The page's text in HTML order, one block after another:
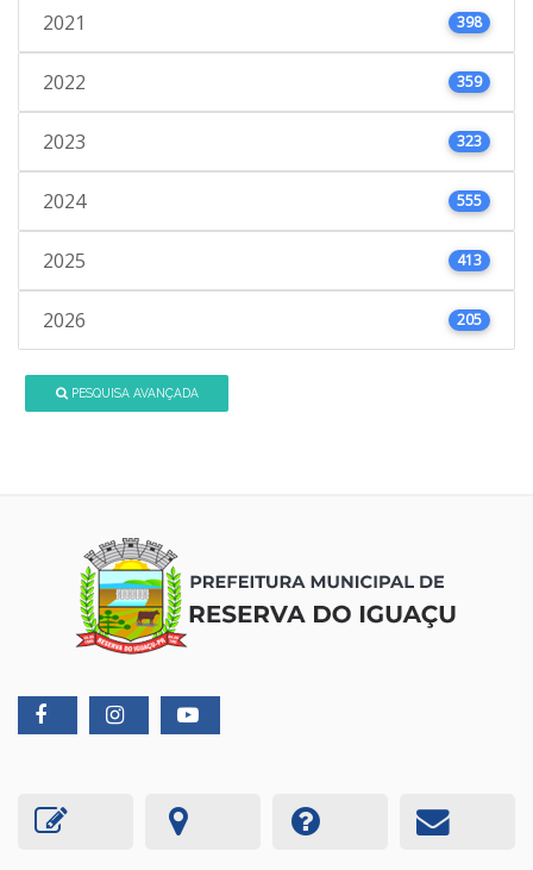
2021 398
2022 359
2023 323
2024 555
2025 413
2026 205
PESQUISA AVANÇADA